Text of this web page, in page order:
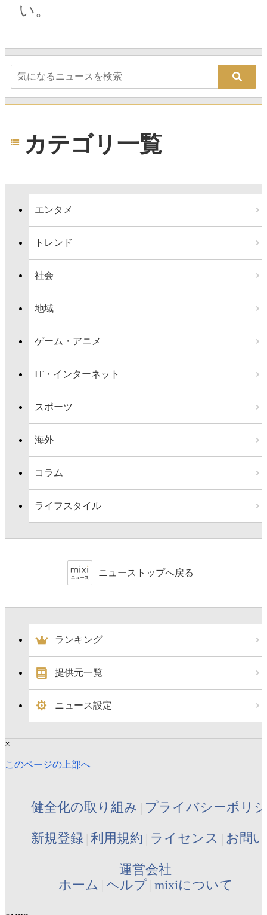
い。
カテゴリ一覧
エンタメ
トレンド
社会
地域
ゲーム・アニメ
IT・インターネット
スポーツ
海外
コラム
ライフスタイル
ニューストップへ戻る
ランキング
提供元一覧
ニュース設定
×
このページの上部へ
健全化の取り組み プライバシーポリ
新規登録 利用規約 ライセンス お問
運営会社
ホーム ヘルプ mixiについて